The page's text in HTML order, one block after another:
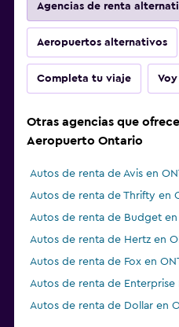
Agencias de renta
Aeropuertos alternativos
Completa tu viaje
Otras agencias que
Aeropuerto Ontario
Autos de renta de Avis en
Autos de renta de Thrifty en
Autos de renta de Budget en
Autos de renta de Hertz en
Autos de renta de Fox en
Autos de renta de Enterprise
Autos de renta de Dollar en